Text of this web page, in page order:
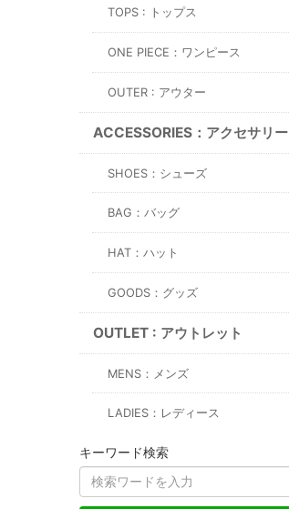
TOPS : トップス
ONE PIECE：ワンピース
OUTER : アウター
ACCESSORIES：アクセサリー
SHOES：シューズ
BAG：バッグ
HAT：ハット
GOODS：グッズ
OUTLET : アウトレット
MENS：メンズ
LADIES：レディース
キーワード検索